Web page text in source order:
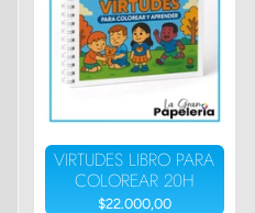
VIRTUDES LIBRO PARA
COLOREAR 20H
$22.000,00